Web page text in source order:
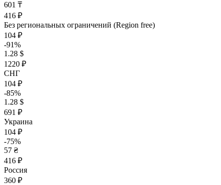
601 ₸
416 ₽
Без региональных ограничений (Region free)
104 ₽
-91%
1.28 $
1220 ₽
СНГ
104 ₽
-85%
1.28 $
691 ₽
Украина
104 ₽
-75%
57 ₴
416 ₽
Россия
360 ₽